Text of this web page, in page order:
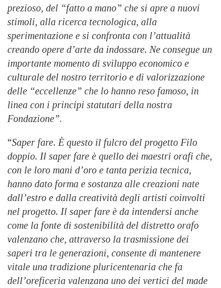
prezioso, del “fatto a mano” che si apre a nuovi
stimoli, alla ricerca tecnologica, alla
sperimentazione e si confronta con l’attualità
creando opere d’arte da indossare. Ne consegue un
importante momento di sviluppo economico e
culturale del nostro territorio e di valorizzazione
delle “eccellenze” che lo hanno reso famoso, in
linea con i principi statutari della nostra
Fondazione”.
“Saper fare. È questo il fulcro del progetto Filo
doppio. Il saper fare è quello dei maestri orafi che,
con le loro mani d’oro e tanta perizia tecnica,
hanno dato forma e sostanza alle creazioni nate
dall’estro e dalla creatività degli artisti coinvolti
nel progetto. Il saper fare è da intendersi anche
come la fonte di sostenibilità del distretto orafo
valenzano che, attraverso la trasmissione dei
saperi tra le generazioni, consente di mantenere
vitale una tradizione pluricentenaria che fa
dell’oreficeria valenzana uno dei vertici del made